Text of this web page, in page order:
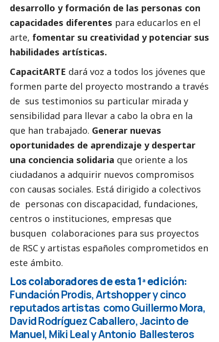
desarrollo y formación de las personas con
capacidades diferentes para educarlos en el
arte, fomentar su creatividad y potenciar sus
habilidades artísticas.
CapacitARTE dará voz a todos los jóvenes que
formen parte del proyecto mostrando a través
de sus testimonios su particular mirada y
sensibilidad para llevar a cabo la obra en la
que han trabajado. Generar nuevas
oportunidades de aprendizaje y despertar
una conciencia solidaria que oriente a los
ciudadanos a adquirir nuevos compromisos
con causas sociales. Está dirigido a colectivos
de personas con discapacidad, fundaciones,
centros o instituciones, empresas que
busquen colaboraciones para sus proyectos
de RSC y artistas españoles comprometidos en
este ámbito.
Los colaboradores de esta 1ª edición:
Fundación Prodis, Artshopper y cinco
reputados artistas como Guillermo Mora,
David Rodríguez Caballero, Jacinto de
Manuel, Miki Leal y Antonio Ballesteros